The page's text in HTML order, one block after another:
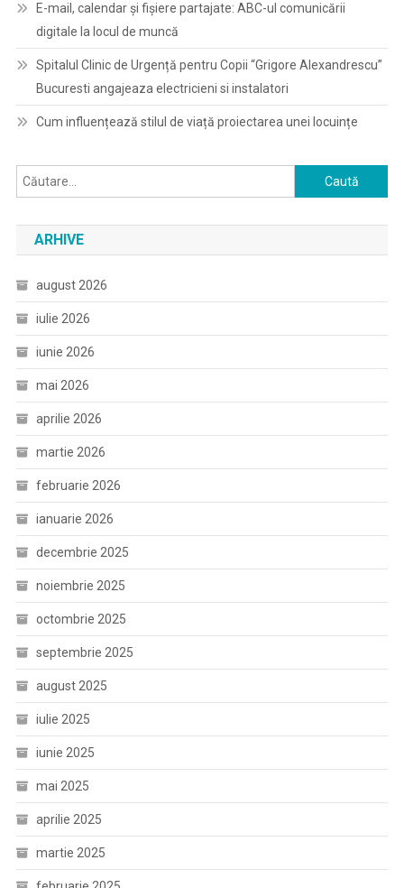
E-mail, calendar şi fişiere partajate: ABC-ul comunicării
digitale la locul de muncă
Spitalul Clinic de Urgență pentru Copii “Grigore Alexandrescu”
Bucuresti angajeaza electricieni si instalatori
Cum influențează stilul de viață proiectarea unei locuințe
Caută
după:
ARHIVE
august 2026
iulie 2026
iunie 2026
mai 2026
aprilie 2026
martie 2026
februarie 2026
ianuarie 2026
decembrie 2025
noiembrie 2025
octombrie 2025
septembrie 2025
august 2025
iulie 2025
iunie 2025
mai 2025
aprilie 2025
martie 2025